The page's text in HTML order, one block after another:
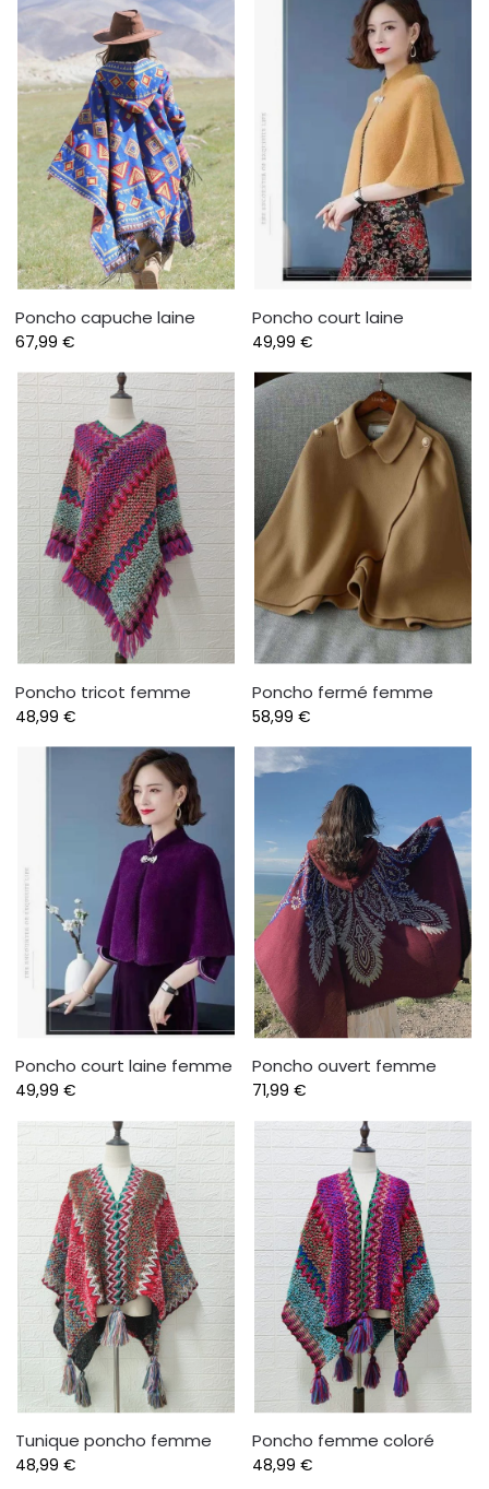
Poncho capuche laine
67,99 €
Poncho court laine
49,99 €
Poncho tricot femme
48,99 €
Poncho fermé femme
58,99 €
Poncho court laine femme
49,99 €
Poncho ouvert femme
71,99 €
Tunique poncho femme
48,99 €
Poncho femme coloré
48,99 €